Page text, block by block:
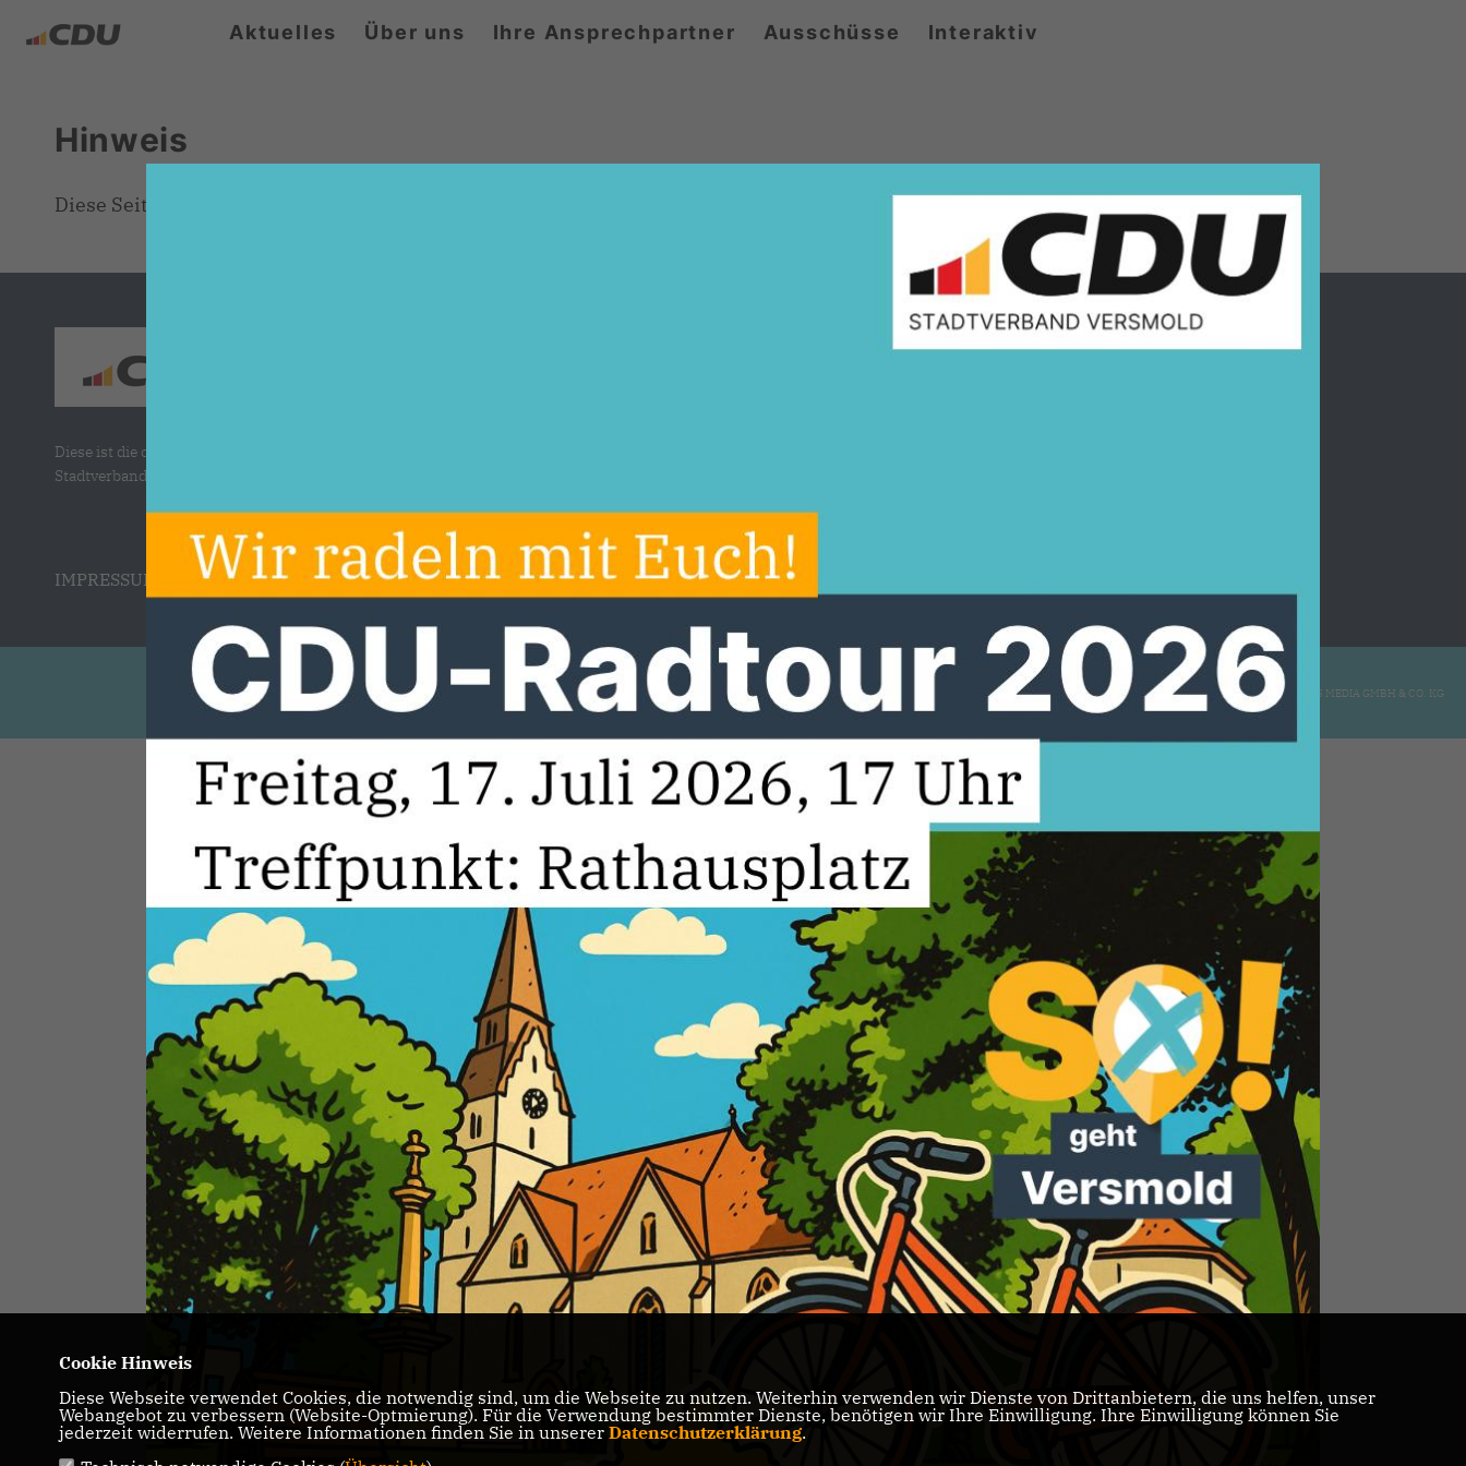
Aktuelles Über uns Ihre Ansprechpartner Ausschüsse Interaktiv
Hinweis
Diese Seite ist derzeit nicht aktiv oder existiert in unserem Angebot nicht.
Diese ist die offizielle Homepage des CDU
Stadtverbandes Versmold.
IMPRESSUM DATENSCHUTZ KONTAKT
@2026 CDU Stadtverband Versmold
Alle Rechte vorbehalten.
REALISATION: SHARKNESS MEDIA GMBH & CO. KG
Cookie Hinweis
Diese Webseite verwendet Cookies, die notwendig sind, um die Webseite zu nutzen. Weiterhin verwenden wir Dienste von Drittanbietern, die uns helfen, unser
Webangebot zu verbessern (Website-Optmierung). Für die Verwendung bestimmter Dienste, benötigen wir Ihre Einwilligung. Ihre Einwilligung können Sie
jederzeit widerrufen. Weitere Informationen finden Sie in unserer Datenschutzerklärung.